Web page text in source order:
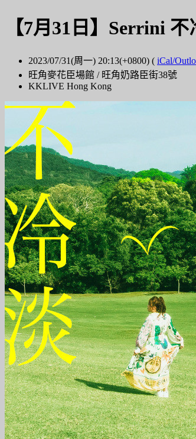
【7月31日】Serrini 不
2023/07/31(周一) 20:13(+0800) ( iCal/
旺角麥花臣場館 / 旺角奶路臣街38號
KKLIVE Hong Kong